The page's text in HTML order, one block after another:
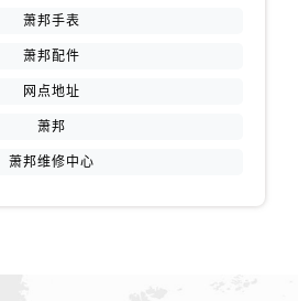
萧邦手表
萧邦配件
网点地址
萧邦
萧邦维修中心